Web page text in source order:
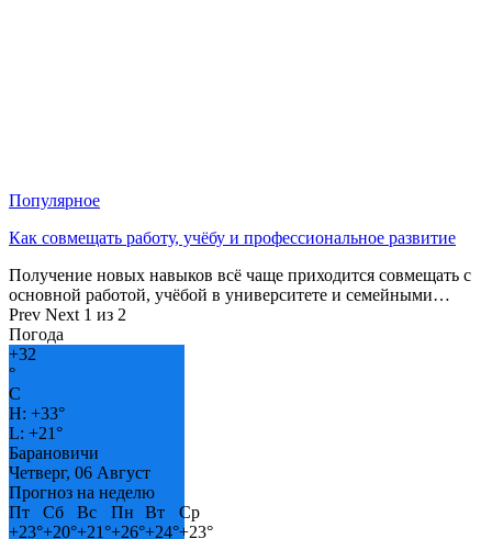
Популярное
Как совмещать работу, учёбу и профессиональное развитие
Получение новых навыков всё чаще приходится совмещать с
основной работой, учёбой в университете и семейными…
Prev Next 1 из 2
Погода
+32
°
C
H: +33°
L: +21°
Барановичи
Четверг, 06 Август
Прогноз на неделю
Пт
Сб Вс Пн Вт
Ср
+23°+20°+21°+26°+24°+23°